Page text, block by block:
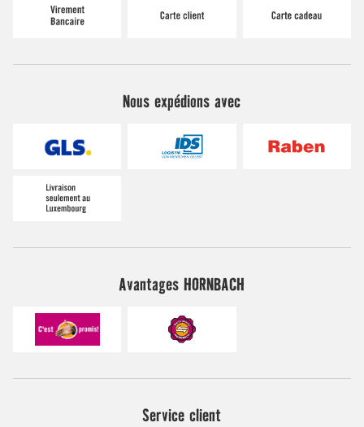
Nous expédions avec
Avantages HORNBACH
Service client